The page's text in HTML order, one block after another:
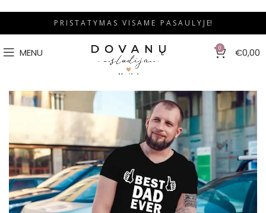
P R I S T A T Y M A S V I S A M E P A S A U L Y J E!
MENU 0 €0,00